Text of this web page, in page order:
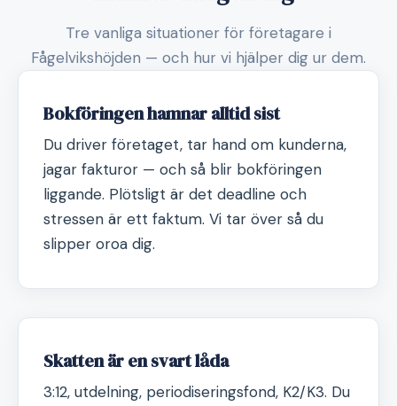
Tre vanliga situationer för företagare i
Fågelvikshöjden — och hur vi hjälper dig ur dem.
Bokföringen hamnar alltid sist
Du driver företaget, tar hand om kunderna,
jagar fakturor — och så blir bokföringen
liggande. Plötsligt är det deadline och
stressen är ett faktum. Vi tar över så du
slipper oroa dig.
Skatten är en svart låda
3:12, utdelning, periodiseringsfond, K2/K3. Du